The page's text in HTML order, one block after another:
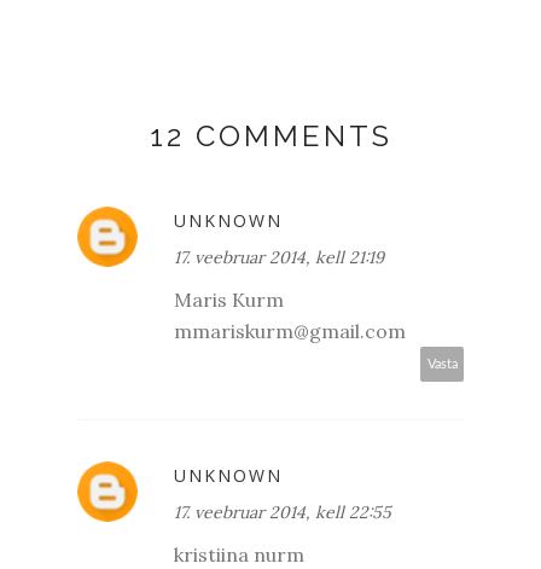
12 COMMENTS
UNKNOWN
17. veebruar 2014, kell 21:19
Maris Kurm
mmariskurm@gmail.com
Vasta
UNKNOWN
17. veebruar 2014, kell 22:55
kristiina nurm